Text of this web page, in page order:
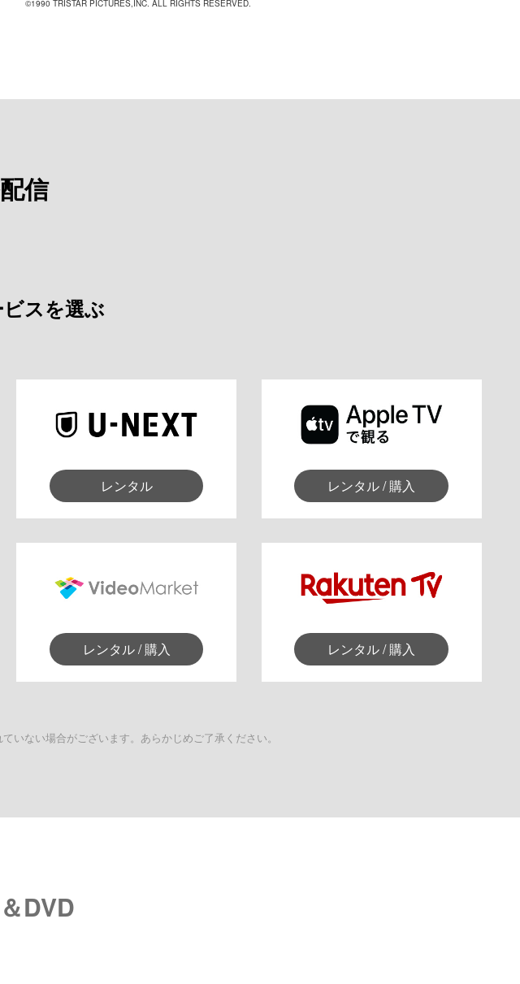
©1990 TRISTAR PICTURES,INC. ALL RIGHTS RESERVED.
信
スを選ぶ
レンタル レンタル / 購入
レンタル / 購入 レンタル / 購入
いない場合がございます。あらかじめご了承ください。
DVD